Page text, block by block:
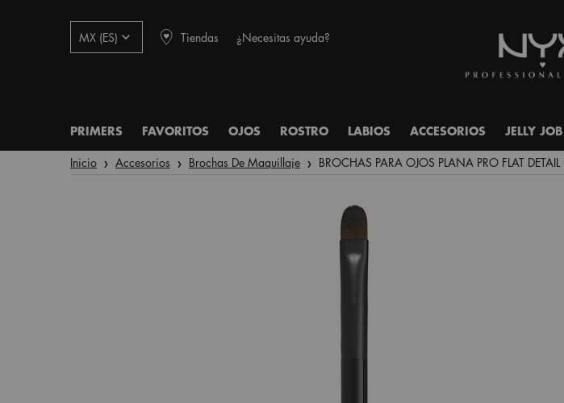
MX (ES) Tiendas ¿Necesitas ayuda?
PRIMERS FAVORITOS OJOS ROSTRO LABIOS ACCESORIOS JELLY JOB
Inicio Accesorios Brochas De Maquillaje BROCHAS PARA OJOS PLANA PRO FLAT DETAIL